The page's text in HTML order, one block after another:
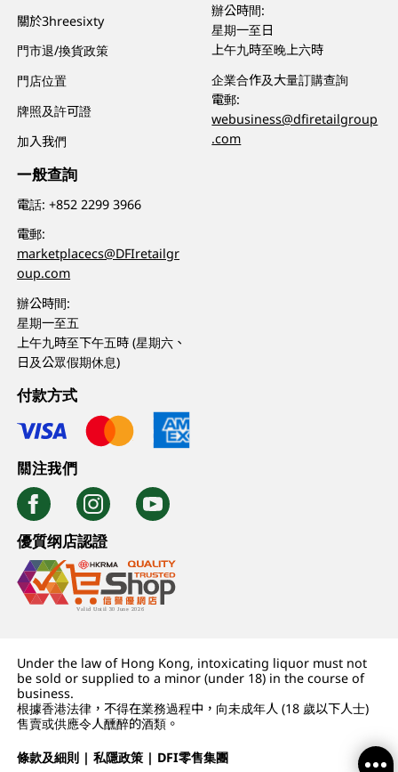
關於3hreesixty
門市退/換貨政策
門店位置
牌照及許可證
加入我們
一般查詢
電話:+852 2299 3966
電郵:
marketplacecs@DFIretailgr
oup.com
辦公時間:
星期一至五
上午九時至下午五時 (星期六、
日及公眾假期休息)
辦公時間:
星期一至日
上午九時至晚上六時
企業合作及大量訂購查詢
電郵:
webusiness@dfiretailgroup
.com
付款方式
關注我們
優質纲店認證
Under the law of Hong Kong, intoxicating liquor must not
be sold or supplied to a minor (under 18) in the course of
business.
根據香港法律，不得在業務過程中，向未成年人 (18 歲以下人士)
售賣或供應令人醺醉的酒類。
條款及細則 |私隱政策 | DFI零售集團